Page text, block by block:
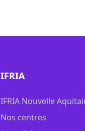
IFRIA
IFRIA Nouvelle
Nos centres